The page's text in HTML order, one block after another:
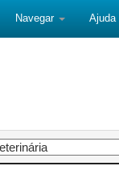
Navegar Ajuda